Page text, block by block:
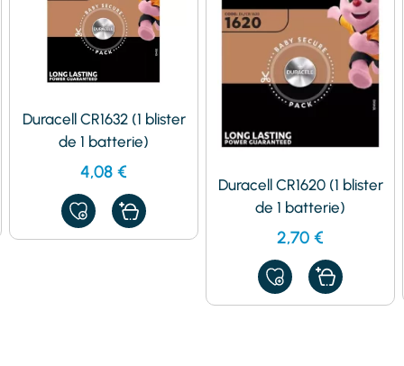
Duracell CR1632 (1 blister
de 1 batterie)
4,08 €
AJOUTER
À
MES
Duracell CR1620 (1 blister
de 1 batterie)
2,70 €
AJOUTER
À
MES